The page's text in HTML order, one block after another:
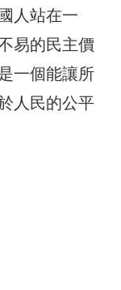
人站在一
易的民主價
一個能讓所
人民的公平